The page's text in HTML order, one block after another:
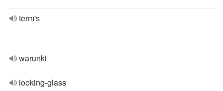
term's
warunki
looking-glass